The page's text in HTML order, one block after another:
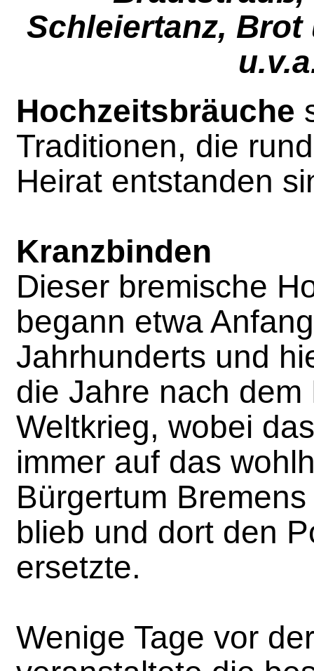
Schleiertanz, Brot
Hochzeitsbräuche
Traditionen, die
Heirat entstanden
Kranzbinden
Dieser bremische
begann etwa
Jahrhunderts und
die Jahre nach dem
Weltkrieg, wobei
immer auf das
Bürgertum
blieb und dort den
ersetzte.
Wenige Tage vor